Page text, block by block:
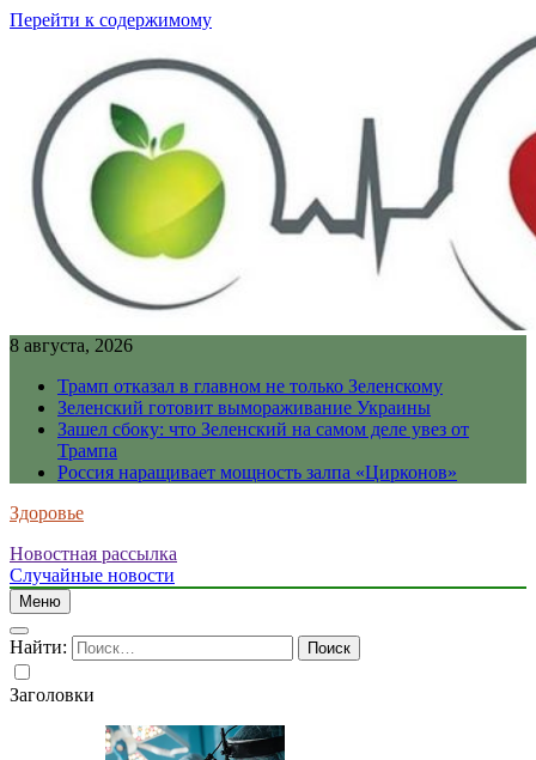
Перейти к содержимому
8 августа, 2026
Трамп отказал в главном не только Зеленскому
Зеленский готовит вымораживание Украины
Зашел сбоку: что Зеленский на самом деле увез от
Трампа
Россия наращивает мощность залпа «Цирконов»
Здоровье
Новостная рассылка
Случайные новости
Меню
Найти:
Заголовки